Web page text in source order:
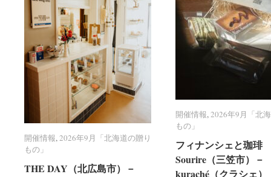
開催情報,2026年9月「北海道の贈り
もの」
THE DAY（北広島市）－
開催情報 2026年9月「北海道の贈り
もの」
THE DAY（北広島市）－
開催情報,2026年9月「北
もの」
フィナンシェと珈
Sourire（三笠市）－
kuraché（クラシェ）
開催情報 2026年9月「北
もの」
フィナンシェと珈
Sourire（三笠市）－
kuraché（クラシェ）